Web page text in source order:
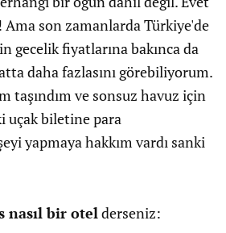
Ama son zamanlarda Türkiye'de
gecelik fiyatlarına bakınca da
daha fazlasını görebiliyorum.
taşındım ve sonsuz havuz için
uçak biletine para
yapmaya hakkım vardı sanki
nasıl bir otelderseniz: